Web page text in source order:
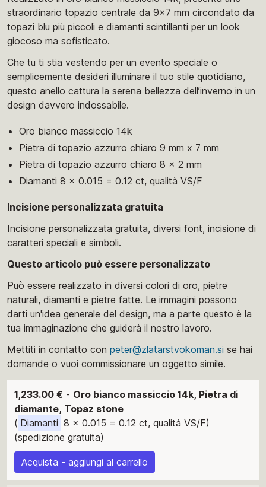
straordinario topazio centrale da 9x7 mm circondato da
topazi blu più piccoli e diamanti scintillanti per un look
giocoso ma sofisticato.
Che tu ti stia vestendo per un evento speciale o
semplicemente desideri illuminare il tuo stile quotidiano,
questo anello cattura la serena bellezza dell’inverno in un
design davvero indossabile.
Oro bianco massiccio 14k
Pietra di topazio azzurro chiaro 9 mm x 7 mm
Pietra di topazio azzurro chiaro 8 x 2 mm
Diamanti 8 x 0.015 = 0.12 ct, qualità VS/F
Incisione personalizzata gratuita
Incisione personalizzata gratuita, diversi font, incisione di
caratteri speciali e simboli.
Questo articolo può essere personalizzato
Può essere realizzato in diversi colori di oro, pietre
naturali, diamanti e pietre fatte. Le immagini possono
darti un'idea generale del design, ma a parte questo è la
tua immaginazione che guiderà il nostro lavoro.
Mettiti in contatto con peter@zlatarstvokoman.si se hai
domande o vuoi commissionare un oggetto simile.
1,233.00 € - Oro bianco massiccio 14k, Pietra di
diamante, Topaz stone
( Diamanti 8 x 0.015 = 0.12 ct, qualità VS/F)
(spedizione gratuita)
Acquista - aggiungi al carrello